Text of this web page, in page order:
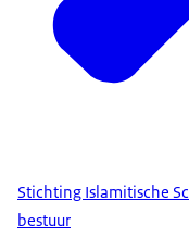
Stichting Islamitische
bestuur